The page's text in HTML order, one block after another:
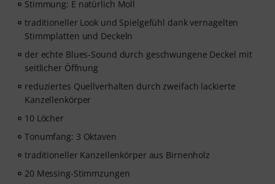
Stimmung: E natürlich Moll
traditioneller Look und Spielgefühl dank vernagelten
Stimmplatten und Deckeln
der echte Blues-Sound durch geschwungene Deckel mit
seitlicher Öffnung
reduziertes Quellverhalten durch zweifach lackierte
Kanzellenkörper
10 Löcher
Tonumfang: 3 Oktaven
traditioneller Kanzellenkörper aus Birnenholz
20 Messing-Stimmzungen